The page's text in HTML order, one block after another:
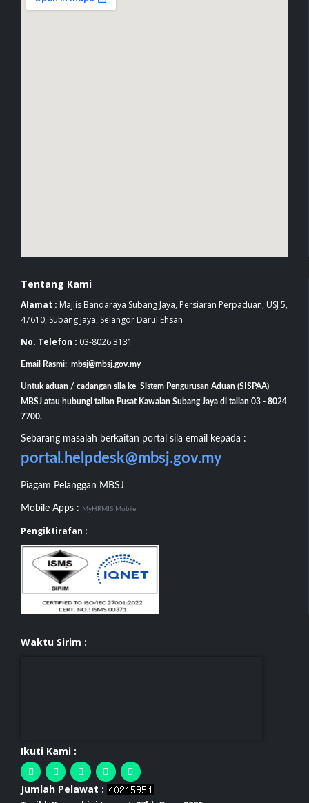
Tentang Kami
Alamat : Majlis Bandaraya Subang Jaya, Persiaran Perpaduan, USJ 5,
47610, Subang Jaya, Selangor Darul Ehsan
No. Telefon : 03-8026 3131
Email Rasmi: mbsj@mbsj.gov.my
Untuk aduan / cadangan sila ke Sistem Pengurusan Aduan (SISPAA)
MBSJ atau hubungi talian Pusat Kawalan Subang Jaya di talian 03 - 8024
7700.
Sebarang masalah berkaitan portal sila email kepada :
portal.helpdesk@mbsj.gov.my
Piagam Pelanggan MBSJ
Mobile Apps : MyHRMIS Mobile
Pengiktirafan :
Waktu Sirim :
Ikuti Kami :
Jumlah Pelawat :